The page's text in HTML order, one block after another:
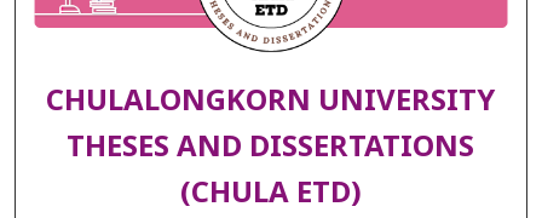
CHULALONGKORN UNIVERSITY
THESES AND DISSERTATIONS
(CHULA ETD)